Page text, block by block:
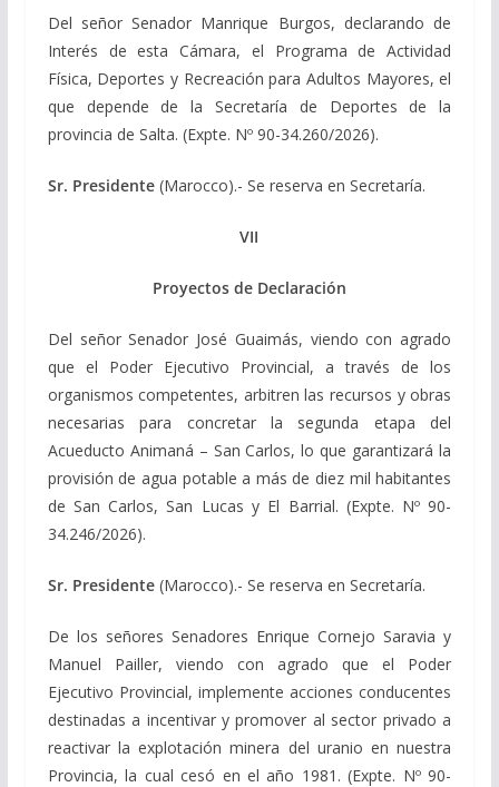
Del señor Senador Manrique Burgos, declarando de
Interés de esta Cámara, el Programa de Actividad
Física, Deportes y Recreación para Adultos Mayores, el
que depende de la Secretaría de Deportes de la
provincia de Salta. (Expte. Nº 90-34.260/2026).
Sr. Presidente(Marocco).- Se reserva en Secretaría.
VII
Proyectos de Declaración
Del señor Senador José Guaimás, viendo con agrado
que el Poder Ejecutivo Provincial, a través de los
organismos competentes, arbitren las recursos y obras
necesarias para concretar la segunda etapa del
Acueducto Animaná – San Carlos, lo que garantizará la
provisión de agua potable a más de diez mil habitantes
de San Carlos, San Lucas y El Barrial. (Expte. Nº 90-
34.246/2026).
Sr. Presidente(Marocco).- Se reserva en Secretaría.
De los señores Senadores Enrique Cornejo Saravia y
Manuel Pailler, viendo con agrado que el Poder
Ejecutivo Provincial, implemente acciones conducentes
destinadas a incentivar y promover al sector privado a
reactivar la explotación minera del uranio en nuestra
Provincia, la cual cesó en el año 1981. (Expte. Nº 90-